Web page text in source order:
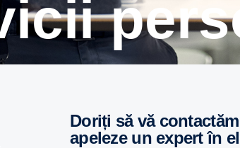
Doriți să vă contactăm pentru a stabili o întâlnire personală sau să vă
apeleze un expert în